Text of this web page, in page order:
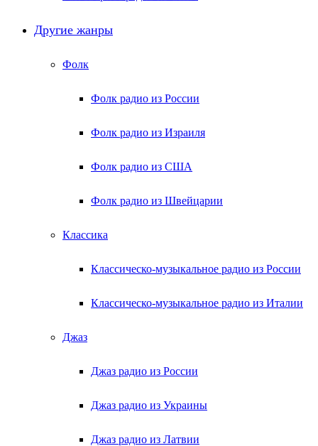
Другие жанры
Фолк
Фолк радио из России
Фолк радио из Израиля
Фолк радио из США
Фолк радио из Швейцарии
Классика
Классическо-музыкальное радио из России
Классическо-музыкальное радио из Италии
Джаз
Джаз радио из России
Джаз радио из Украины
Джаз радио из Латвии